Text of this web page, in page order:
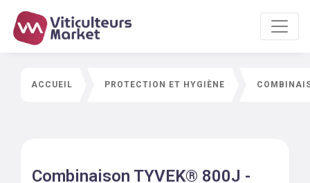
ACCUEIL PROTECTION ET HYGIÈNE
Combinaison TYVEK® 800J -